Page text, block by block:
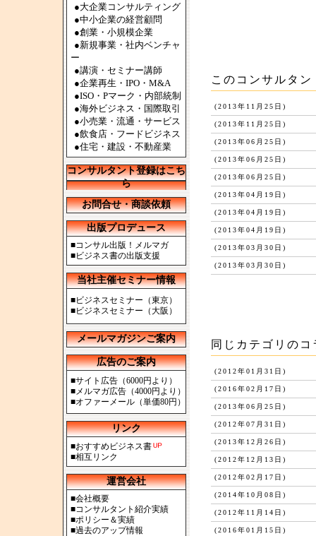
●大企業コンサルティング
●中小企業の経営顧問
●創業・小規模企業
●新規事業・社内ベンチャ
ー
●講演・セミナー講師
●企業再生・IPO・M&A
●ISO・Pマーク・内部統制
●海外ビジネス・国際取引
●小売業・流通・サービス
●飲食店・フードビジネス
●住宅・建設・不動産業
コンサルタント登録はこち
ら
お問合せ・商談依頼
出版プロデュース
■コンサル出版！メルマガ
■ビジネス書の出版支援
当社主催セミナー情報
■ビジネスセミナー（東京）
■ビジネスセミナー（大阪）
メールマガジンご案内
広告のご案内
■サイト広告（6000円より）
■メルマガ広告（4000円より）
■オファーメール（単価80円）
リンク
■おすすめビジネス書
■相互リンク
運営会社
■会社概要
■コンサルタント紹介実績
■ポリシー＆実績
■過去のアップ情報
このコンサルタ
(2013年11月25日)
(2013年11月25日)
(2013年06月25日)
(2013年06月25日)
(2013年06月25日)
(2013年04月19日)
(2013年04月19日)
(2013年04月19日)
(2013年03月30日)
(2013年03月30日)
同じカテゴリのコ
(2012年01月31日)
(2016年02月17日)
(2013年06月25日)
(2012年07月31日)
(2013年12月26日)
(2012年12月13日)
(2012年02月17日)
(2014年10月08日)
(2012年11月14日)
(2016年01月15日)